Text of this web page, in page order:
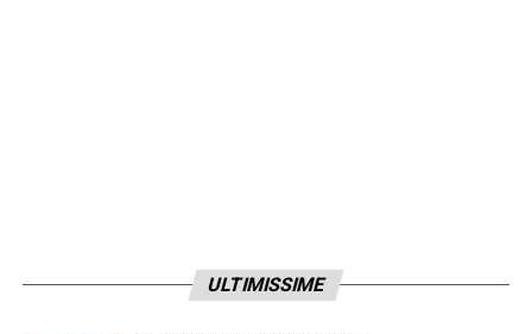
ULTIMISSIME